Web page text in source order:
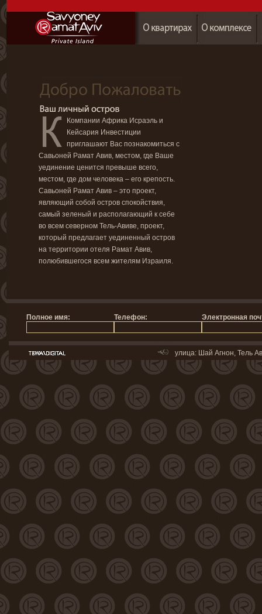
Компании Африка Исраэль и
Кейсария Инвестиции
приглашают Вас познакомиться с
Савьоней Рамат Авив, местом, где Ваше
уединение ценится превыше всего,
местом, где дом человека – его крепость.
Савьоней Рамат Авив – это проект,
являющий собой остров спокойствия,
самый зеленый и располагающий к себе
во всем северном Тель-Авиве, проект,
который предлагает уединенный остров
на территории отеля Рамат Авив,
полюбившегося всем жителям Израиля.
улица: Шай Агнон, Тель